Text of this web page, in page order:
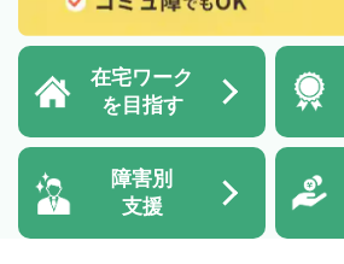
在宅ワーク
を目指す
障害別
支援